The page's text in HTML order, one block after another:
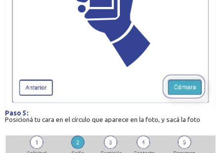
Paso 5:
Posicioná tu cara en el círculo que aparece en la foto, y sacá la foto